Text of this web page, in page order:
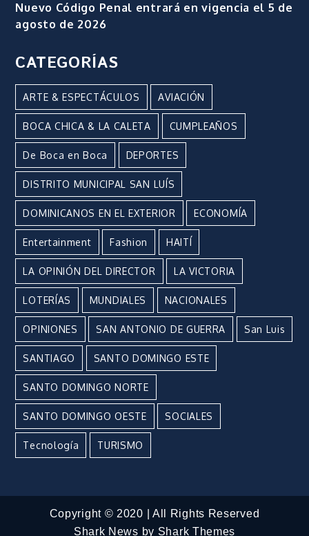
Nuevo Código Penal entrará en vigencia el 5 de
agosto de 2026
CATEGORÍAS
ARTE & ESPECTÁCULOS AVIACIÓN
BOCA CHICA & LA CALETA CUMPLEAÑOS
De Boca en Boca DEPORTES
DISTRITO MUNICIPAL SAN LUÍS
DOMINICANOS EN EL EXTERIOR ECONOMÍA
Entertainment Fashion HAITÍ
LA OPINIÓN DEL DIRECTOR LA VICTORIA
LOTERÍAS MUNDIALES NACIONALES
OPINIONES SAN ANTONIO DE GUERRA San Luis
SANTIAGO SANTO DOMINGO ESTE
SANTO DOMINGO NORTE
SANTO DOMINGO OESTE SOCIALES
Tecnología TURISMO
Copyright © 2020 | All Rights Reserved
Shark News by Shark Themes